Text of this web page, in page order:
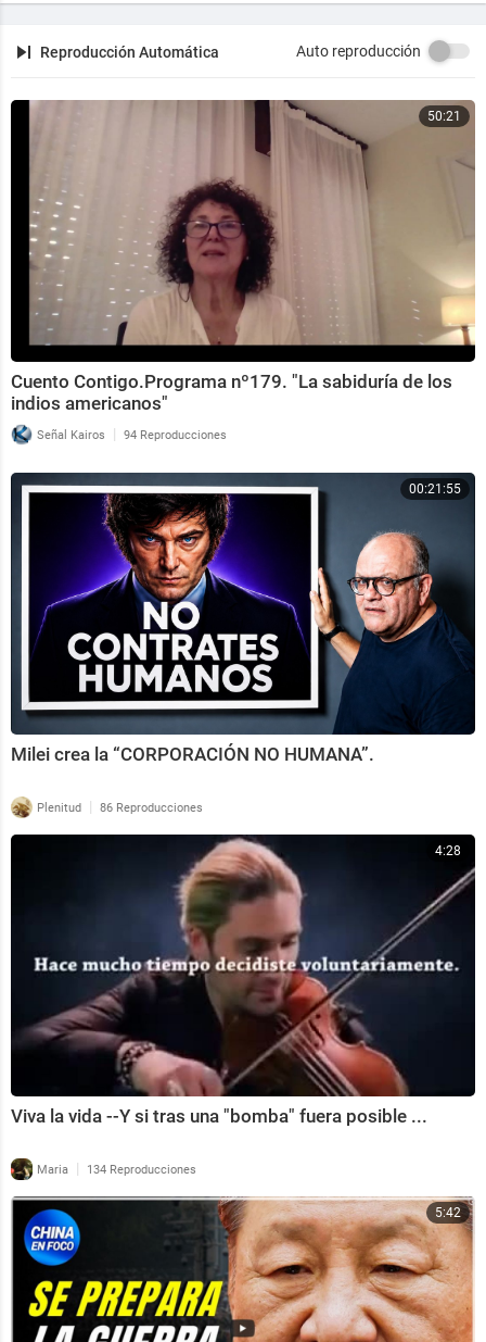
Reproducción Automática Auto reproducción
50:21
Cuento Contigo.Programa nº179. "La sabiduría de los
indios americanos"
Señal Kairos | 94 Reproducciones
00:21:55
Milei crea la “CORPORACIÓN NO HUMANA”.
Plenitud | 86 Reproducciones
4:28
Viva la vida --Y si tras una "bomba" fuera posible ...
Maria | 134 Reproducciones
5:42